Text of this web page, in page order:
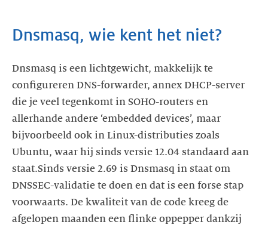
Dnsmasq, wie kent het niet?
Dnsmasq is een lichtgewicht, makkelijk te
configureren DNS-forwarder, annex DHCP-server
die je veel tegenkomt in SOHO-routers en
allerhande andere ‘embedded devices’, maar
bijvoorbeeld ook in Linux-distributies zoals
Ubuntu, waar hij sinds versie 12.04 standaard aan
staat.Sinds versie 2.69 is Dnsmasq in staat om
DNSSEC-validatie te doen en dat is een forse stap
voorwaarts. De kwaliteit van de code kreeg de
afgelopen maanden een flinke oppepper dankzij